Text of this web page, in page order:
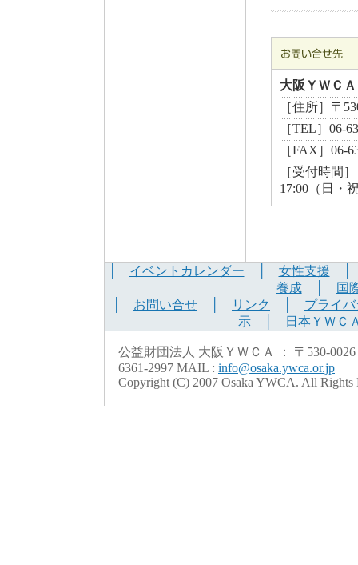
大阪ＹＷＣＡ
［住所］〒
［TEL］06-
［FAX］06-
［受付時間
17:00（日・
イベントカレンダー 女性支援
養成│
国
お問い合せ リンク
プライ
示│ 日本ＹＷＣ
公益財団法人 大阪ＹＷＣＡ ： 〒530-
6361-2997 MAIL : info@osaka.ywca.or.jp
Copyright (C) 2007 Osaka YWCA. All Rights